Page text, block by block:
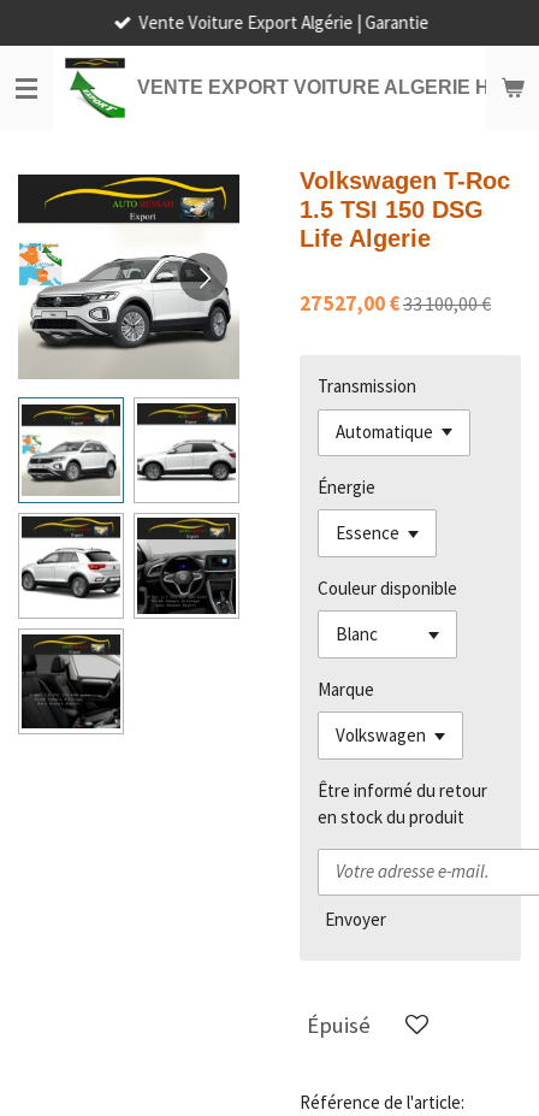
au
contenu
principal
VENTE EXPORT VOITURE ALGERIE HORS
Vente Voiture Export Algérie | Garantie
Volkswagen T-Roc
1.5 TSI 150 DSG
Life Algerie
27 527,00 €33 100,00 €
Transmission
Énergie
Couleur disponible
Marque
Être informé du retour
en stock du produit
Envoyer
Épuisé
Référence de l'article: